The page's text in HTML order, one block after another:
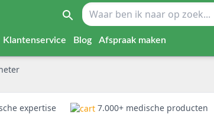
Klantenservice Blog Afspraak maken
expertise 7.000+ medische producten